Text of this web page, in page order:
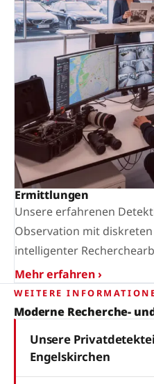
Ermittlungen
Unsere erfahrenen
Observation mit
intelligenter
Mehr erfahren ›
WEITERE
Moderne Recherche-
Unsere
Engelskirchen